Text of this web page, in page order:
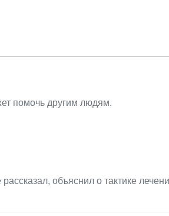
помочь другим людям.
объяснил о тактике